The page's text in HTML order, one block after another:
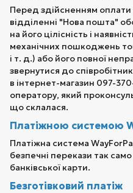
Перед здійсненням оплати
відділенні "Нова пошта"
на його цілісність і
механічних пошкоджень
і т. д.) або його повної
звернутися до
в інтернет-магазин 097-
оператору, який
що склалася.
Платіжною системою
Платіжна система
безпечні перекази так
банківської карти.
Безготівковий платіж